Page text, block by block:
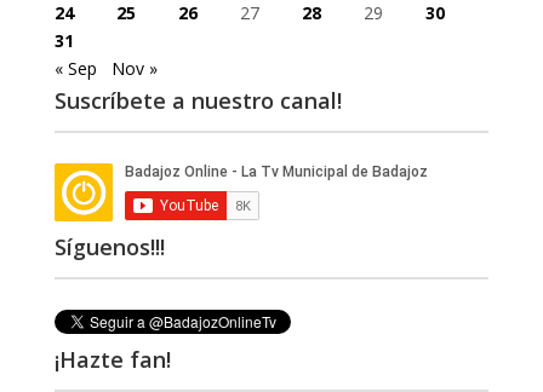
24
25 26 27 28 29
30
31
« Sep
Nov »
Suscríbete a nuestro canal!
Síguenos!!!
¡Hazte fan!